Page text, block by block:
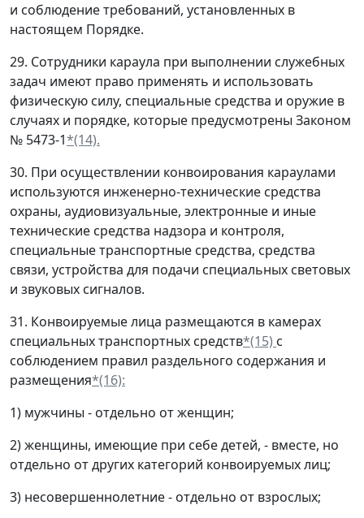
и соблюдение требований, установленных в
настоящем Порядке.
29. Сотрудники караула при выполнении служебных
задач имеют право применять и использовать
физическую силу, специальные средства и оружие в
случаях и порядке, которые предусмотрены Законом
№ 5473-1*(14).
30. При осуществлении конвоирования караулами
используются инженерно-технические средства
охраны, аудиовизуальные, электронные и иные
технические средства надзора и контроля,
специальные транспортные средства, средства
связи, устройства для подачи специальных световых
и звуковых сигналов.
31. Конвоируемые лица размещаются в камерах
специальных транспортных средств*(15) с
соблюдением правил раздельного содержания и
размещения*(16):
1) мужчины - отдельно от женщин;
2) женщины, имеющие при себе детей, - вместе, но
отдельно от других категорий конвоируемых лиц;
3) несовершеннолетние - отдельно от взрослых;